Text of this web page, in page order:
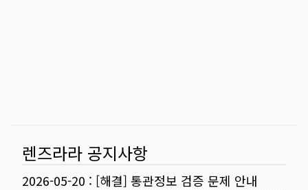
렌즈라라 공지사항
2026-05-20 : [해결] 통관정보 검증 문제 안내